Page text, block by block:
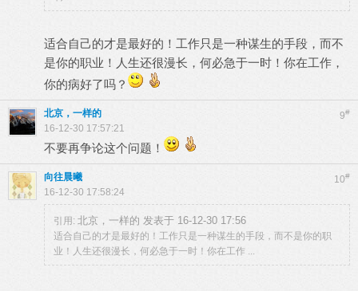
适合自己的才是最好的！工作只是一种谋生的手段，而不
是你的职业！人生还很漫长，何必急于一时！你在工作，
你的病好了吗？
9#
北京，一样的
16-12-30 17:57:21
不要再争论这个问题！
10#
向往晨曦
16-12-30 17:58:24
引用: 北京，一样的 发表于 16-12-30 17:56
适合自己的才是最好的！工作只是一种谋生的手段，而不是你的职
业！人生还很漫长，何必急于一时！你在工作 ...